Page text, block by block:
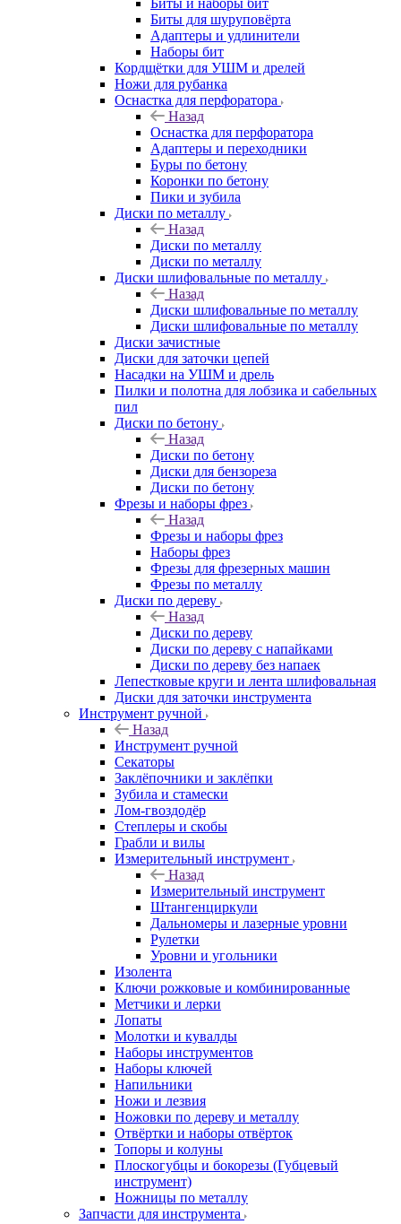
Биты и наборы бит
Биты для шуруповёрта
Адаптеры и удлинители
Наборы бит
Кордщётки для УШМ и дрелей
Ножи для рубанка
Оснастка для перфоратора
Назад
Оснастка для перфоратора
Адаптеры и переходники
Буры по бетону
Коронки по бетону
Пики и зубила
Диски по металлу
Назад
Диски по металлу
Диски по металлу
Диски шлифовальные по металлу
Назад
Диски шлифовальные по металлу
Диски шлифовальные по металлу
Диски зачистные
Диски для заточки цепей
Насадки на УШМ и дрель
Пилки и полотна для лобзика и сабельных
пил
Диски по бетону
Назад
Диски по бетону
Диски для бензореза
Диски по бетону
Фрезы и наборы фрез
Назад
Фрезы и наборы фрез
Наборы фрез
Фрезы для фрезерных машин
Фрезы по металлу
Диски по дереву
Назад
Диски по дереву
Диски по дереву с напайками
Диски по дереву без напаек
Лепестковые круги и лента шлифовальная
Диски для заточки инструмента
Инструмент ручной
Назад
Инструмент ручной
Секаторы
Заклёпочники и заклёпки
Зубила и стамески
Лом-гвоздодёр
Степлеры и скобы
Грабли и вилы
Измерительный инструмент
Назад
Измерительный инструмент
Штангенциркули
Дальномеры и лазерные уровни
Рулетки
Уровни и угольники
Изолента
Ключи рожковые и комбинированные
Метчики и лерки
Лопаты
Молотки и кувалды
Наборы инструментов
Наборы ключей
Напильники
Ножи и лезвия
Ножовки по дереву и металлу
Отвёртки и наборы отвёрток
Топоры и колуны
Плоскогубцы и бокорезы (Губцевый
инструмент)
Ножницы по металлу
Запчасти для инструмента